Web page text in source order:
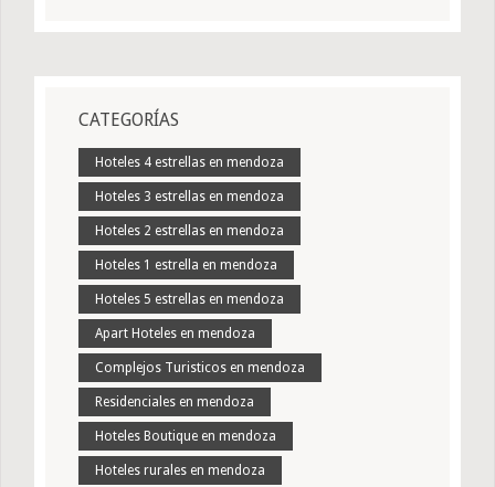
CATEGORÍAS
Hoteles 4 estrellas en mendoza
Hoteles 3 estrellas en mendoza
Hoteles 2 estrellas en mendoza
Hoteles 1 estrella en mendoza
Hoteles 5 estrellas en mendoza
Apart Hoteles en mendoza
Complejos Turisticos en mendoza
Residenciales en mendoza
Hoteles Boutique en mendoza
Hoteles rurales en mendoza